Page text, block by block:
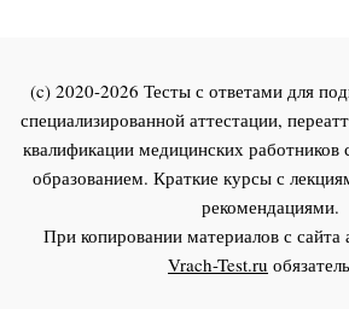
(c) 2020-2026 Тесты с ответами для
специализированной аттестации,
квалификации медицинских работников
образованием. Краткие курсы с
рекомендациями.
При копировании материалов с сайта
Vrach-Test.ru